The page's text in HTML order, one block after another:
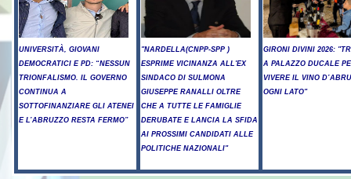
UNIVERSITÀ, GIOVANI
DEMOCRATICI E PD: “NESSUN
TRIONFALISMO. IL GOVERNO
CONTINUA A
SOTTOFINANZIARE GLI ATENEI
E L’ABRUZZO RESTA FERMO”
"NARDELLA(CNPP-SPP )
ESPRIME VICINANZA ALL'EX
SINDACO DI SULMONA
GIUSEPPE RANALLI OLTRE
CHE A TUTTE LE FAMIGLIE
DERUBATE E LANCIA LA SFIDA
AI PROSSIMI CANDIDATI ALLE
POLITICHE NAZIONALI"
GIRONI DIVINI 2026:
A PALAZZO DUCALE
VIVERE IL VINO
OGNI LATO"